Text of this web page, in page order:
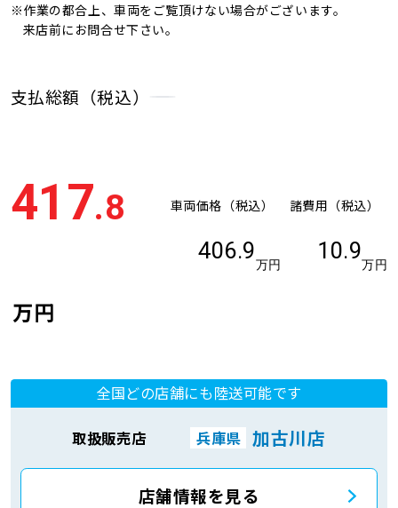
※作業の都合上、車両をご覧頂けない場合がございます。
来店前にお問合せ下さい。
支払総額（税込）
417.8
万円
車両価格（税込）
406.9
万円
諸費用（税込）
10.9
万円
全国どの店舗にも陸送可能です
取扱販売店 兵庫県 加古川店
店舗情報を見る